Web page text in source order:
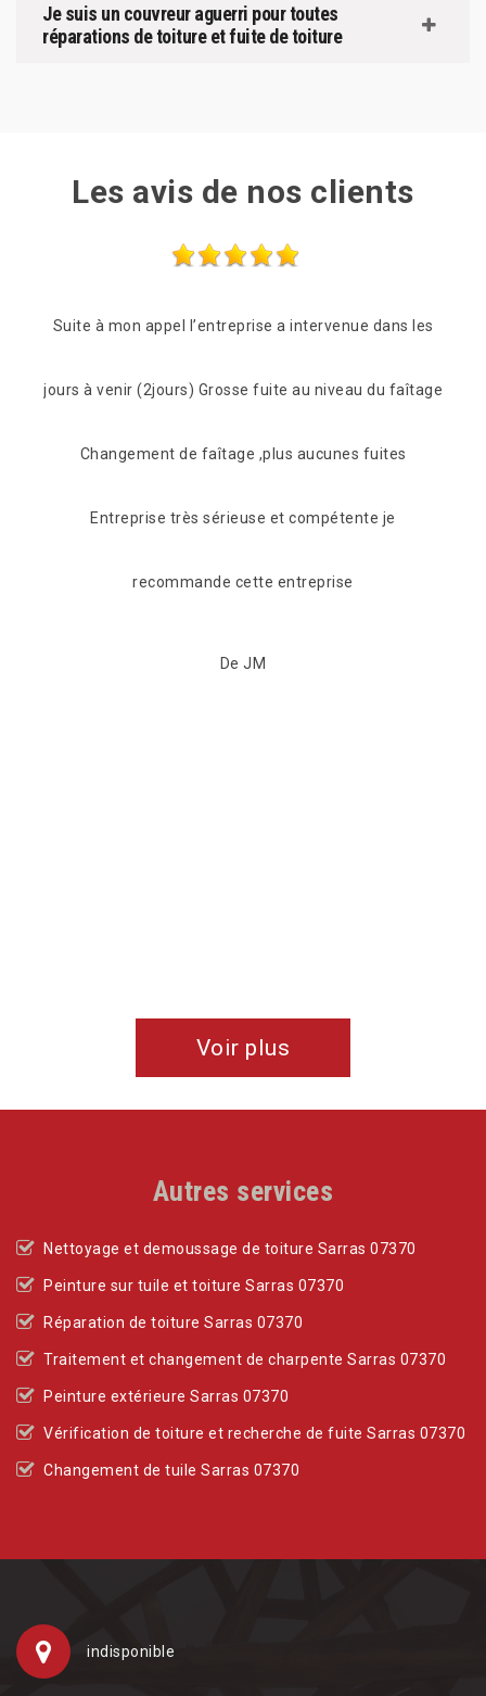
Je suis un couvreur aguerri pour toutes
réparations de toiture et fuite de toiture
Les avis de nos clients
Les frères Zigler on était très réactif, passage le
lendemain de mon appel pour une vérification du toit.
C'est suvie pour beaucoup de conseil et de proposition
pour s'adapter à notre portefeuille tout en fiabilisant
l'étanchéité de notre toiture. Maintenant celle-ci à
Voir plus
Autres services
Nettoyage et demoussage de toiture Sarras 07370
Peinture sur tuile et toiture Sarras 07370
Réparation de toiture Sarras 07370
Traitement et changement de charpente Sarras 07370
Peinture extérieure Sarras 07370
Vérification de toiture et recherche de fuite Sarras 07370
Changement de tuile Sarras 07370
indisponible